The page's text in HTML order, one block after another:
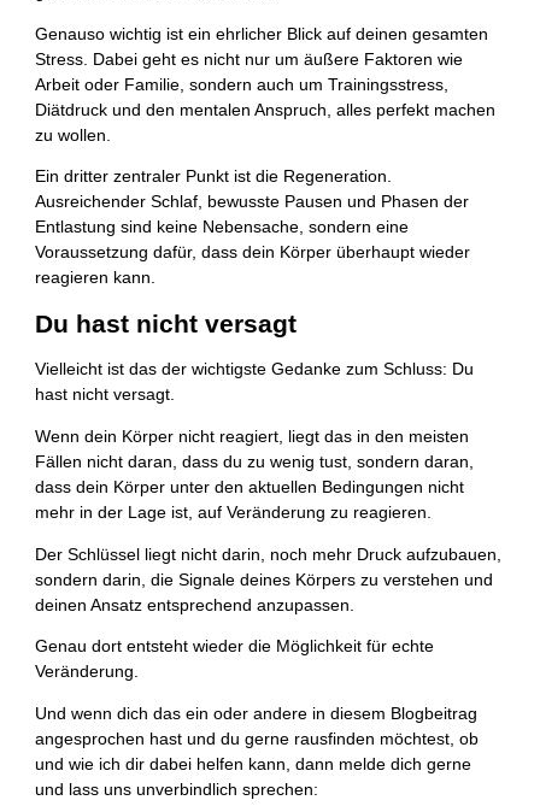
Genauso wichtig ist ein ehrlicher Blick auf deinen gesamten
Stress. Dabei geht es nicht nur um äußere Faktoren wie
Arbeit oder Familie, sondern auch um Trainingsstress,
Diätdruck und den mentalen Anspruch, alles perfekt machen
zu wollen.
Ein dritter zentraler Punkt ist die Regeneration.
Ausreichender Schlaf, bewusste Pausen und Phasen der
Entlastung sind keine Nebensache, sondern eine
Voraussetzung dafür, dass dein Körper überhaupt wieder
reagieren kann.
Du hast nicht versagt
Vielleicht ist das der wichtigste Gedanke zum Schluss: Du
hast nicht versagt.
Wenn dein Körper nicht reagiert, liegt das in den meisten
Fällen nicht daran, dass du zu wenig tust, sondern daran,
dass dein Körper unter den aktuellen Bedingungen nicht
mehr in der Lage ist, auf Veränderung zu reagieren.
Der Schlüssel liegt nicht darin, noch mehr Druck aufzubauen,
sondern darin, die Signale deines Körpers zu verstehen und
deinen Ansatz entsprechend anzupassen.
Genau dort entsteht wieder die Möglichkeit für echte
Veränderung.
Und wenn dich das ein oder andere in diesem Blogbeitrag
angesprochen hast und du gerne rausfinden möchtest, ob
und wie ich dir dabei helfen kann, dann melde dich gerne
und lass uns unverbindlich sprechen: